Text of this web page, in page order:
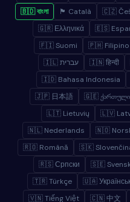
🇧🇩 বাংলা
🏴 Català 🇨🇿
🇬🇷 Ελληνικά
🇪🇸
🇫🇮 Suomi
🇵🇭 Filipino
🇮🇱 עברית
🇮🇳 हिन्दी
🇮🇩 Bahasa Indonesia
🇯🇵 日本語
🇬🇪 ქართული
🇱🇹 Lietuvių
🇱🇻
🇳🇱 Nederlands
🇳🇴
🇷🇴 Română
🇸🇰
🇷🇸 Српски
🇸🇪
🇹🇷 Türkçe
🇺🇦
🇻🇳 Tiếng Việt
🇨🇳 中文